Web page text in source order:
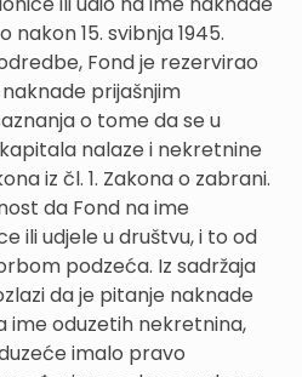
15. svibnja 1945.
Fond je rezervirao
prijašnjim
o tome da se u
nalaze i nekretnine
iz čl. 1. Zakona o zabrani.
da Fond na ime
ili udjele u društvu, i to od
podzeća. Iz sadržaja
da je pitanje naknade
ime oduzetih nekretnina,
imalo pravo